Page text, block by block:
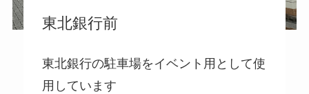
東北銀行前
東北銀行の駐車場をイベント用として使
用しています